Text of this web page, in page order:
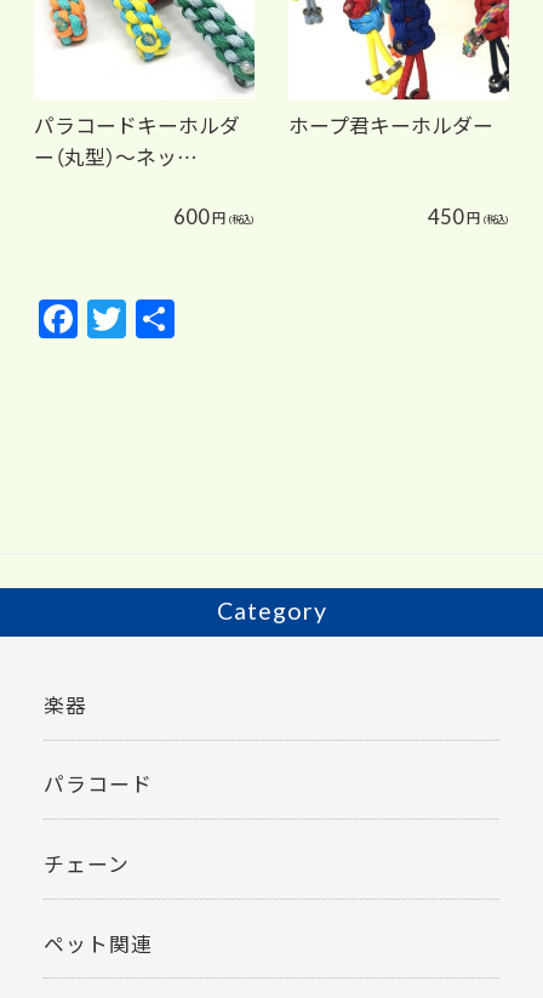
パラコードキーホルダ
ー（丸型）～ネッ…
600円 (税込)
ホープ君キーホルダー
450円 (税込)
F
ac
T
w
Category
楽器
パラコード
チェーン
ペット関連